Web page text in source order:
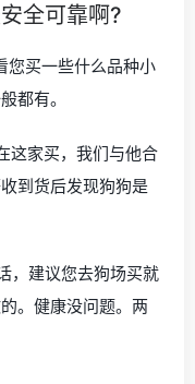
全可靠啊?
您买一些什么品种小
都有。
这家买，我们与他合
到货后发现狗狗是
，建议您去狗场买就
。健康没问题。两